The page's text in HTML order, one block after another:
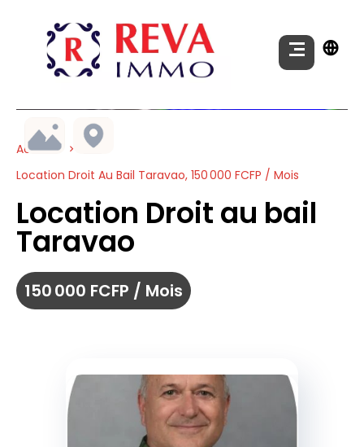
Accueil
Location Droit Au Bail Taravao, 150 000 FCFP / Mois
Location Droit au bail
Taravao
150 000 FCFP / Mois